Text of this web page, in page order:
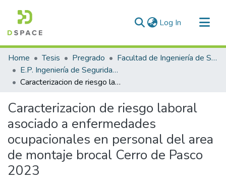
Log In (current)
Communities & Collections
All of DSpace
Statistics
Home Tesis Pregrado
Facultad de Ingeniería de Sistemas
E.P. Ingeniería de Seguridad y Gestión Minera
Caracterizacion de riesgo laboral asociado a enfermedades ocupacionales en personal del area de montaje brocal Cerro de Pasco 2023
Caracterizacion de riesgo laboral
asociado a enfermedades
ocupacionales en personal del area
de montaje brocal Cerro de Pasco
2023